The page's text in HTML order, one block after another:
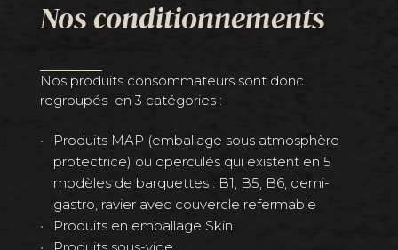
Nos conditionnements
Nos produits consommateurs sont donc
regroupés en 3 catégories :
Produits MAP (emballage sous atmosphère
protectrice) ou operculés qui existent en 5
modèles de barquettes : B1, B5, B6, demi-
gastro, ravier avec couvercle refermable
Produits en emballage Skin